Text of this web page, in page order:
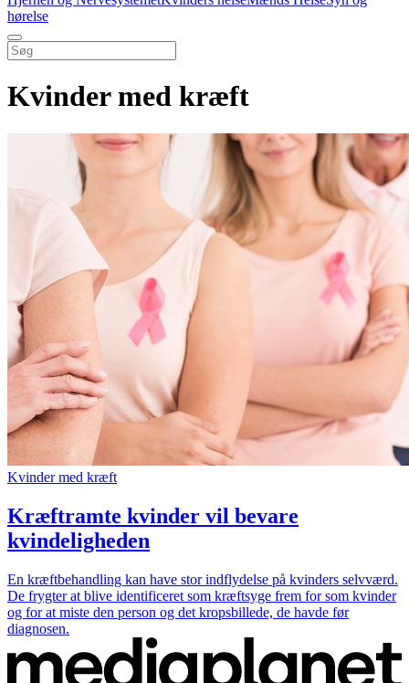
hørelse
Kvinder med kræft
Kvinder med kræft
Kræftramte kvinder vil bevare
kvindeligheden
En kræftbehandling kan have stor indflydelse på kvinders selvværd.
De frygter at blive identificeret som kræftsyge frem for som kvinder
og for at miste den person og det kropsbillede, de havde før
diagnosen.